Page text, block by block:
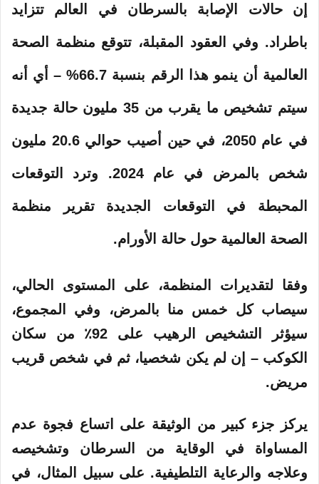
إن حالات الإصابة بالسرطان في العالم تتزايد
باطراد. وفي العقود المقبلة، تتوقع منظمة الصحة
العالمية أن ينمو هذا الرقم بنسبة 66.7% – أي أنه
سيتم تشخيص ما يقرب من 35 مليون حالة جديدة
في عام 2050، في حين أصيب حوالي 20.6 مليون
شخص بالمرض في عام 2024. وترد التوقعات
المحبطة في التوقعات الجديدة تقرير منظمة
الصحة العالمية حول حالة الأورام.
وفقا لتقديرات المنظمة، على المستوى الحالي،
سيصاب كل خمس منا بالمرض، وفي المجموع،
سيؤثر التشخيص الرهيب على 92٪ من سكان
الكوكب – إن لم يكن شخصيا، ثم في شخص قريب
مريض.
يركز جزء كبير من الوثيقة على اتساع فجوة عدم
المساواة في الوقاية من السرطان وتشخيصه
وعلاجه والرعاية التلطيفية. على سبيل المثال، في